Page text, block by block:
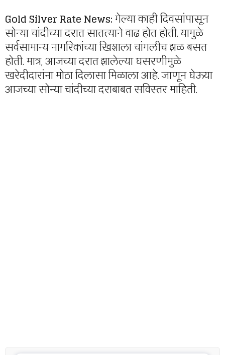
Gold Silver Rate News:गेल्या काही दिवसांपासून
सोन्या चांदीच्या दरात सातत्याने वाढ होत होती. यामुळे
सर्वसामान्य नागरिकांच्या खिशाला चांगलीच झळ बसत
होती. मात्र, आजच्या दरात झालेल्या घसरणीमुळे
खरेदीदारांना मोठा दिलासा मिळाला आहे. जाणून घेऊया
आजच्या सोन्या चांदीच्या दराबाबत सविस्तर माहिती.